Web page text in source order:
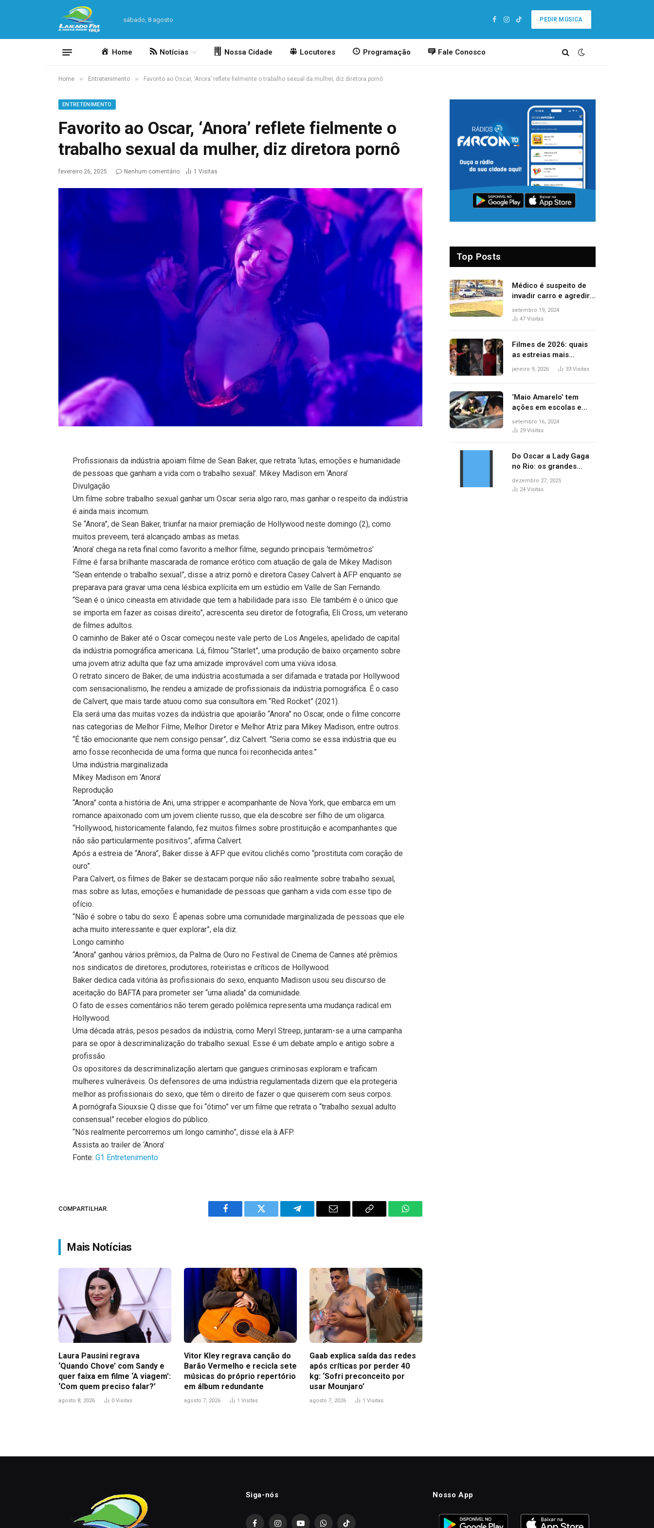
sábado, 8 agosto
Facebook
Instagram
TikTok
PEDIR MÚSICA
Home Notícias Nossa Cidade Locutores Programação Fale Conosco
Home » Entretenimento » Favorito ao Oscar, ‘Anora’ reflete fielmente o trabalho sexual da mulher, diz diretora pornô
ENTRETENIMENTO
Favorito ao Oscar, ‘Anora’ reflete fielmente o
trabalho sexual da mulher, diz diretora pornô
fevereiro 26, 2025 Nenhum comentário 1 Visitas
Profissionais da indústria apoiam filme de Sean Baker, que retrata ‘lutas, emoções e humanidade
de pessoas que ganham a vida com o trabalho sexual’. Mikey Madison em ‘Anora’
Divulgação
Um filme sobre trabalho sexual ganhar um Oscar seria algo raro, mas ganhar o respeito da indústria
é ainda mais incomum.
Se “Anora”, de Sean Baker, triunfar na maior premiação de Hollywood neste domingo (2), como
muitos preveem, terá alcançado ambas as metas.
‘Anora’ chega na reta final como favorito a melhor filme, segundo principais ‘termômetros’
Filme é farsa brilhante mascarada de romance erótico com atuação de gala de Mikey Madison
“Sean entende o trabalho sexual”, disse a atriz pornô e diretora Casey Calvert à AFP enquanto se
preparava para gravar uma cena lésbica explícita em um estúdio em Valle de San Fernando.
“Sean é o único cineasta em atividade que tem a habilidade para isso. Ele também é o único que
se importa em fazer as coisas direito”, acrescenta seu diretor de fotografia, Eli Cross, um veterano
de filmes adultos.
O caminho de Baker até o Oscar começou neste vale perto de Los Angeles, apelidado de capital
da indústria pornográfica americana. Lá, filmou “Starlet”, uma produção de baixo orçamento sobre
uma jovem atriz adulta que faz uma amizade improvável com uma viúva idosa.
O retrato sincero de Baker, de uma indústria acostumada a ser difamada e tratada por Hollywood
com sensacionalismo, lhe rendeu a amizade de profissionais da indústria pornográfica. É o caso
de Calvert, que mais tarde atuou como sua consultora em “Red Rocket” (2021).
Ela será uma das muitas vozes da indústria que apoiarão “Anora” no Oscar, onde o filme concorre
nas categorias de Melhor Filme, Melhor Diretor e Melhor Atriz para Mikey Madison, entre outros.
“É tão emocionante que nem consigo pensar”, diz Calvert. “Seria como se essa indústria que eu
amo fosse reconhecida de uma forma que nunca foi reconhecida antes.”
Uma indústria marginalizada
Mikey Madison em ‘Anora’
Reprodução
“Anora” conta a história de Ani, uma stripper e acompanhante de Nova York, que embarca em um
romance apaixonado com um jovem cliente russo, que ela descobre ser filho de um oligarca.
“Hollywood, historicamente falando, fez muitos filmes sobre prostituição e acompanhantes que
não são particularmente positivos”, afirma Calvert.
Após a estreia de “Anora”, Baker disse à AFP que evitou clichês como “prostituta com coração de
ouro”.
Para Calvert, os filmes de Baker se destacam porque não são realmente sobre trabalho sexual,
mas sobre as lutas, emoções e humanidade de pessoas que ganham a vida com esse tipo de
ofício.
“Não é sobre o tabu do sexo. É apenas sobre uma comunidade marginalizada de pessoas que ele
acha muito interessante e quer explorar”, ela diz.
Longo caminho
“Anora” ganhou vários prêmios, da Palma de Ouro no Festival de Cinema de Cannes até prêmios
nos sindicatos de diretores, produtores, roteiristas e críticos de Hollywood.
Baker dedica cada vitória às profissionais do sexo, enquanto Madison usou seu discurso de
aceitação do BAFTA para prometer ser “uma aliada” da comunidade.
O fato de esses comentários não terem gerado polêmica representa uma mudança radical em
Hollywood.
Uma década atrás, pesos pesados da indústria, como Meryl Streep, juntaram-se a uma campanha
para se opor à descriminalização do trabalho sexual. Esse é um debate amplo e antigo sobre a
profissão.
Os opositores da descriminalização alertam que gangues criminosas exploram e traficam
mulheres vulneráveis. Os defensores de uma indústria regulamentada dizem que ela protegeria
melhor as profissionais do sexo, que têm o direito de fazer o que quiserem com seus corpos.
A pornógrafa Siouxsie Q disse que foi “ótimo” ver um filme que retrata o “trabalho sexual adulto
consensual” receber elogios do público.
“Nós realmente percorremos um longo caminho”, disse ela à AFP.
Assista ao trailer de ‘Anora’
Fonte:G1 Entretenimento
COMPARTILHAR.
Facebook Twitter Telegram Email
Copy
WhatsApp
Mais Notícias
Laura Pausini regrava
‘Quando Chove’ com Sandy e
quer faixa em filme ‘A viagem’:
‘Com quem preciso falar?’
agosto 8, 2026 0 Visitas
Vitor Kley regrava canção do
Barão Vermelho e recicla sete
músicas do próprio repertório
em álbum redundante
agosto 7, 2026 1 Visitas
Gaab explica saída das redes
após críticas por perder 40
kg: ‘Sofri preconceito por
usar Mounjaro’
agosto 7, 2026 1 Visitas
Top Posts
Médico é suspeito de
invadir carro e agredir
delegado aposentado
durante confusão no
setembro 19, 2024
47 Visitas
Filmes de 2026: quais
as estreias mais
aguardadas do ano?
janeiro 9, 2026 33 Visitas
‘Maio Amarelo’ tem
ações em escolas e
ruas para prevenir
acidentes no trânsito
setembro 16, 2024
29 Visitas
Do Oscar a Lady Gaga
no Rio: os grandes
marcos da cultura em
2025
dezembro 27, 2025
24 Visitas
Siga-nós Nosso App